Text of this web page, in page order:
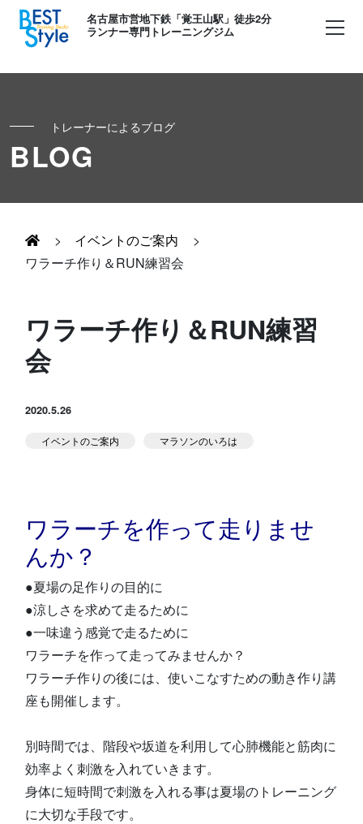
名古屋市営地下鉄「覚王山駅」徒歩2分
ランナー専門トレーニングジム
初めての方へ
お客様の声
Runner's パーソナル
キッズ・かけっこ
お知らせ
NEWS
アクセス 問い合せ
体験予約する
トレーナーによるブログ
BLOG
> イベントのご案内
>
ワラーチ作り＆RUN練習会
ワラーチ作り＆RUN練習
会
2020.5.26
イベントのご案内 マラソンのいろは
ワラーチを作って走りませ
んか？
●夏場の足作りの目的に
●涼しさを求めて走るために
●一味違う感覚で走るために
ワラーチを作って走ってみませんか？
ワラーチ作りの後には、使いこなすための動き作り講
座も開催します。
別時間では、階段や坂道を利用して心肺機能と筋肉に
効率よく刺激を入れていきます。
身体に短時間で刺激を入れる事は夏場のトレーニング
に大切な手段です。